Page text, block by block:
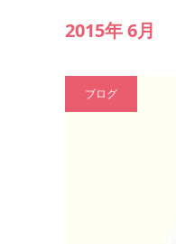
2015年 6月
ブログ